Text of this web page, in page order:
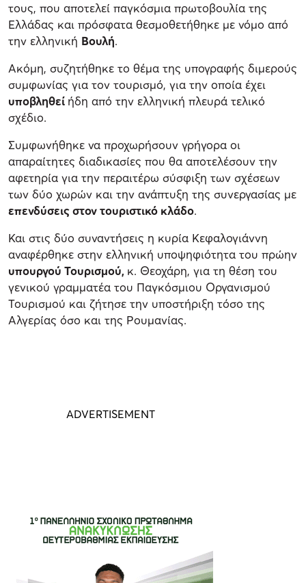
τους, που αποτελεί παγκόσμια πρωτοβουλία της
Ελλάδας και πρόσφατα θεσμοθετήθηκε με νόμο από
την ελληνική Βουλή.
Ακόμη, συζητήθηκε το θέμα της υπογραφής διμερούς
συμφωνίας για τον τουρισμό, για την οποία έχει
υποβληθεί ήδη από την ελληνική πλευρά τελικό
σχέδιο.
Συμφωνήθηκε να προχωρήσουν γρήγορα οι
απαραίτητες διαδικασίες που θα αποτελέσουν την
αφετηρία για την περαιτέρω σύσφιξη των σχέσεων
των δύο χωρών και την ανάπτυξη της συνεργασίας με
επενδύσεις στον τουριστικό κλάδο.
Και στις δύο συναντήσεις η κυρία Κεφαλογιάννη
αναφέρθηκε στην ελληνική υποψηφιότητα του πρώην
υπουργού Τουρισμού, κ. Θεοχάρη, για τη θέση του
γενικού γραμματέα του Παγκόσμιου Οργανισμού
Τουρισμού και ζήτησε την υποστήριξη τόσο της
Αλγερίας όσο και της Ρουμανίας.